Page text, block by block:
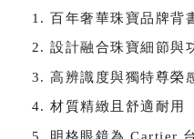
百年奢華珠寶品牌背
設計融合珠寶細節與
高辨識度與獨特尊榮
材質精緻且舒適耐用
明格眼鏡為 Cartier